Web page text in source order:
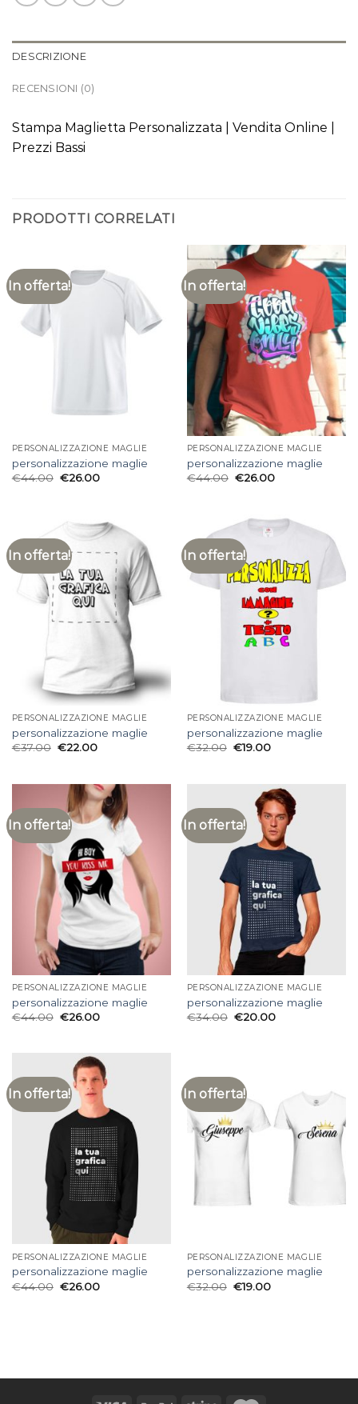
DESCRIZIONE
RECENSIONI (0)
Stampa Maglietta Personalizzata | Vendita Online |
Prezzi Bassi
PRODOTTI CORRELATI
In offerta!
PERSONALIZZAZIONE MAGLIE
personalizzazione maglie
€44.00 €26.00
In offerta!
PERSONALIZZAZIONE MAGLIE
personalizzazione maglie
€44.00 €26.00
In offerta!
PERSONALIZZAZIONE MAGLIE
personalizzazione maglie
€37.00 €22.00
In offerta!
PERSONALIZZAZIONE MAGLIE
personalizzazione maglie
€32.00 €19.00
In offerta!
PERSONALIZZAZIONE MAGLIE
personalizzazione maglie
€44.00 €26.00
In offerta!
PERSONALIZZAZIONE MAGLIE
personalizzazione maglie
€34.00 €20.00
In offerta!
PERSONALIZZAZIONE MAGLIE
personalizzazione maglie
€44.00 €26.00
In offerta!
PERSONALIZZAZIONE MAGLIE
personalizzazione maglie
€32.00 €19.00